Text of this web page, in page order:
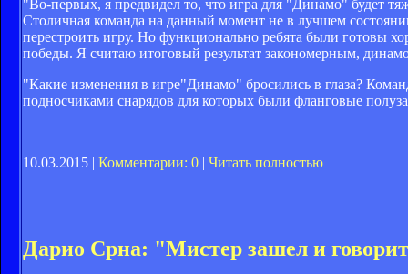
"Во-первых, я предвидел то, что игра для "Динамо" будет
Столичная команда на данный момент не в лучшем
перестроить игру. Но функционально ребята были готовы
победы. Я считаю итоговый результат закономерным,
"Какие изменения в игре"Динамо" бросились в глаза?
подносчиками снарядов для которых были фланговые
10.03.2015 | Комментарии: 0 | Читать полностью
Дарио Срна: "Мистер зашел и